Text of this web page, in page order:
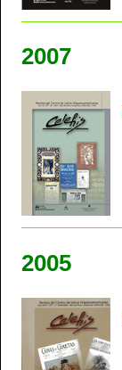
2007
2005